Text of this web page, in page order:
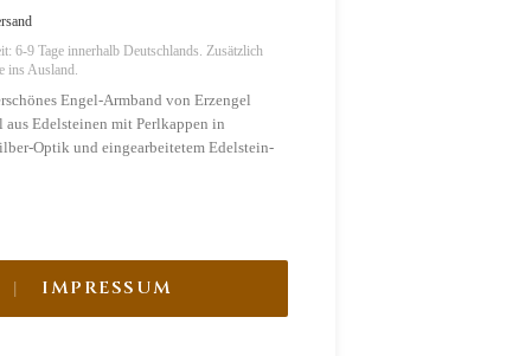
6-9 Tage innerhalb Deutschlands. Zusätzlich
ins Ausland.
Engel-Armband von Erzengel
aus Edelsteinen mit Perlkappen in
Optik und eingearbeitetem Edelstein-
IMPRESSUM